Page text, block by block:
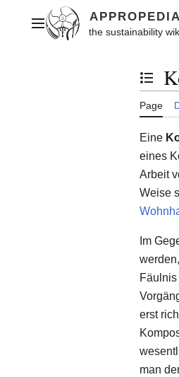
contentMain menu
Page
Eine
eines
Arbeit
Weise
Im
erst
man